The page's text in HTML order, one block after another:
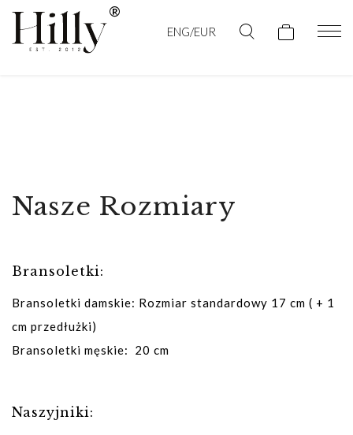
ENG/EUR
Nasze Rozmiary
Bransoletki:
Bransoletki damskie: Rozmiar standardowy 17 cm ( + 1
cm przedłużki)
Bransoletki męskie: 20 cm
Naszyjniki: